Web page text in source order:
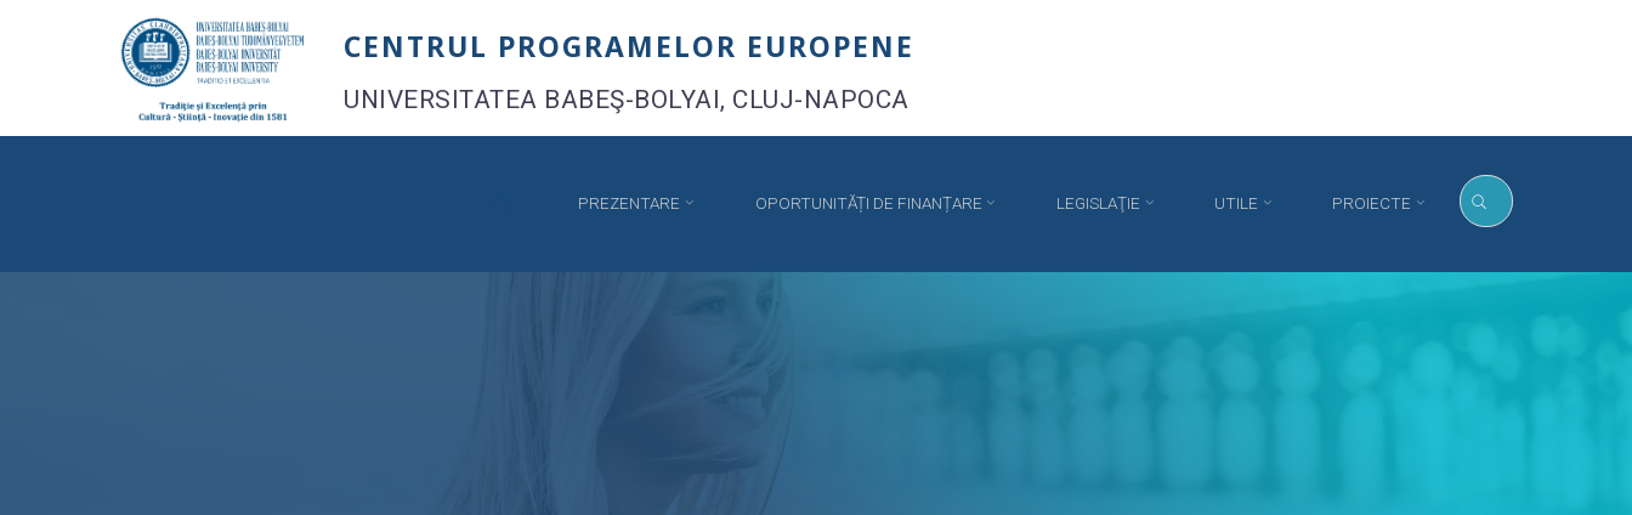
CENTRUL PROGRAMELOR EUROPENE
UNIVERSITATEA BABEŞ-BOLYAI, CLUJ-NAPOCA
PREZENTARE OPORTUNITĂȚI DE FINANȚARE LEGISLAŢIE UTILE PROIECTE